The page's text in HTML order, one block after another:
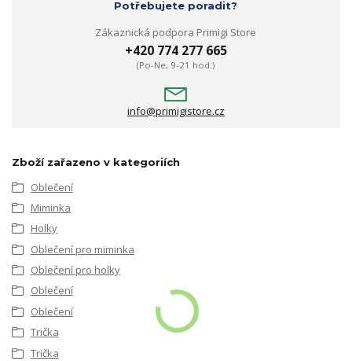
Potřebujete poradit?
Zákaznická podpora Primigi Store
+420 774 277 665
(Po-Ne, 9-21 hod.)
info@primigistore.cz
Zboží zařazeno v kategoriích
Oblečení
Miminka
Holky
Oblečení pro miminka
Oblečení pro holky
Oblečení
Oblečení
Trička
Trička